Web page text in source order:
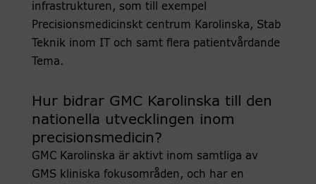
infrastrukturen, som till exempel
Precisionsmedicinskt centrum Karolinska, Stab
Teknik inom IT och samt flera patientvårdande
Tema.
Hur bidrar GMC Karolinska till den
nationella utvecklingen inom
precisionsmedicin?
GMC Karolinska är aktivt inom samtliga av
GMS kliniska fokusområden, och har en